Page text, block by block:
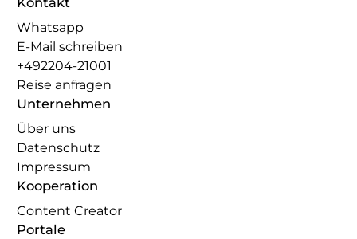
Whatsapp
E-Mail schreiben
+492204-21001
Reise anfragen
Unternehmen
Über uns
Datenschutz
Impressum
Kooperation
Content Creator
Portale